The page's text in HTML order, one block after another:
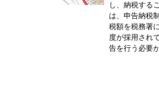
し、納税する
は、申告納税
税額を税務署
度が採用され
告を行う必要